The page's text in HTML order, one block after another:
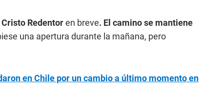
Cristo Redentoren breve. El camino se mantiene
una apertura durante la mañana, pero
en Chile por un cambio a último momento en